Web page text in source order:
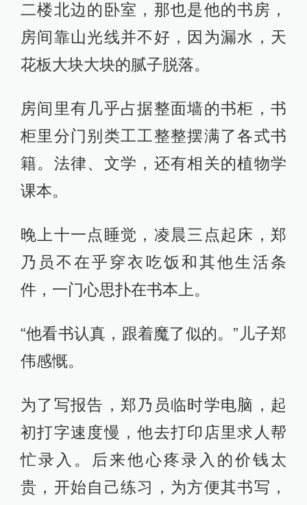
二楼北边的卧室，那也是他的书房，
房间靠山光线并不好，因为漏水，天
花板大块大块的腻子脱落。
房间里有几乎占据整面墙的书柜，书
柜里分门别类工工整整摆满了各式书
籍。法律、文学，还有相关的植物学
课本。
晚上十一点睡觉，凌晨三点起床，郑
乃员不在乎穿衣吃饭和其他生活条
件，一门心思扑在书本上。
“他看书认真，跟着魔了似的。”儿子郑
伟感慨。
为了写报告，郑乃员临时学电脑，起
初打字速度慢，他去打印店里求人帮
忙录入。后来他心疼录入的价钱太
贵，开始自己练习，为方便其书写，